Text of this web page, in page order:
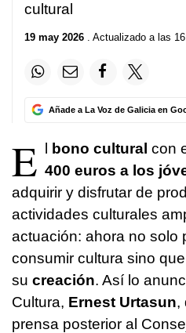
cultural
19 may 2026 . Actualizado a las
Añade a La Voz de Galicia en
E l bono cultural con
400 euros a los
adquirir y disfrutar de
actividades culturales
actuación: ahora no solo
consumir cultura sino
su creación. Así lo
Cultura, Ernest Urtasun,
prensa posterior al